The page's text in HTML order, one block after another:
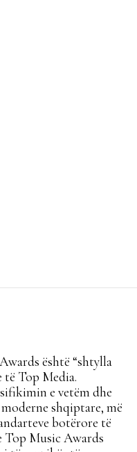
është “shtylla
Top Media.
e vetëm dhe
shqiptare, më
botërore të
Top Music Awards